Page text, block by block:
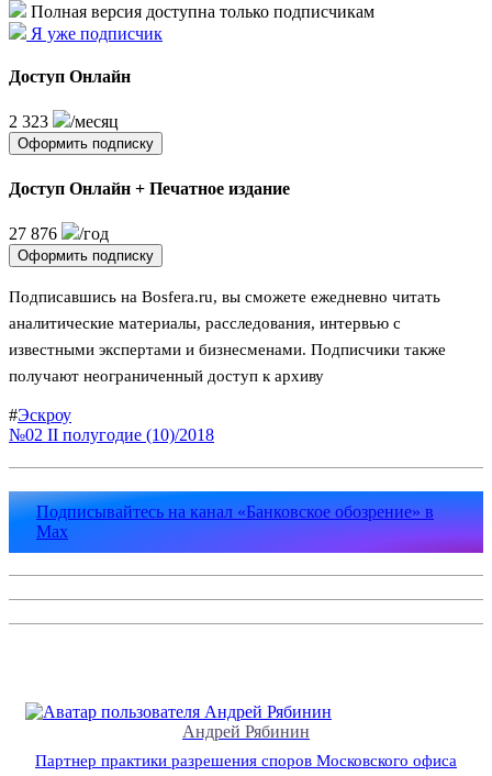
Полная версия доступна только подписчикам
Я уже подписчик
Доступ Онлайн
2 323 /месяц
Оформить подписку
Доступ Онлайн + Печатное издание
27 876 /год
Оформить подписку
Подписавшись на Bosfera.ru, вы сможете ежедневно читать
аналитические материалы, расследования, интервью с
известными экспертами и бизнесменами. Подписчики также
получают неограниченный доступ к архиву
#Эскроу
№02 II полугодие (10)/2018
Подписывайтесь на канал «Банковское обозрение» в
Max
Андрей Рябинин
Партнер практики разрешения споров Московского офиса